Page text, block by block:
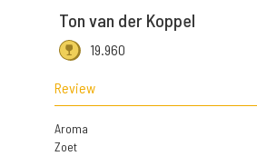
Ton van der Koppel
19.960
Review
Aroma
Zoet